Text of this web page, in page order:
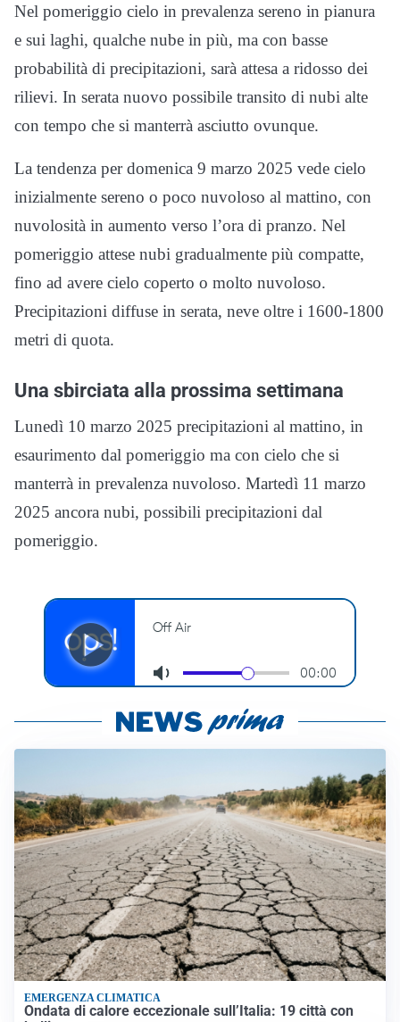
Nel pomeriggio cielo in prevalenza sereno in pianura
e sui laghi, qualche nube in più, ma con basse
probabilità di precipitazioni, sarà attesa a ridosso dei
rilievi. In serata nuovo possibile transito di nubi alte
con tempo che si manterrà asciutto ovunque.
La tendenza per domenica 9 marzo 2025 vede cielo
inizialmente sereno o poco nuvoloso al mattino, con
nuvolosità in aumento verso l’ora di pranzo. Nel
pomeriggio attese nubi gradualmente più compatte,
fino ad avere cielo coperto o molto nuvoloso.
Precipitazioni diffuse in serata, neve oltre i 1600-1800
metri di quota.
Una sbirciata alla prossima settimana
Lunedì 10 marzo 2025 precipitazioni al mattino, in
esaurimento dal pomeriggio ma con cielo che si
manterrà in prevalenza nuvoloso. Martedì 11 marzo
2025 ancora nubi, possibili precipitazioni dal
pomeriggio.
EMERGENZA CLIMATICA
Ondata di calore eccezionale sull’Italia: 19 città con